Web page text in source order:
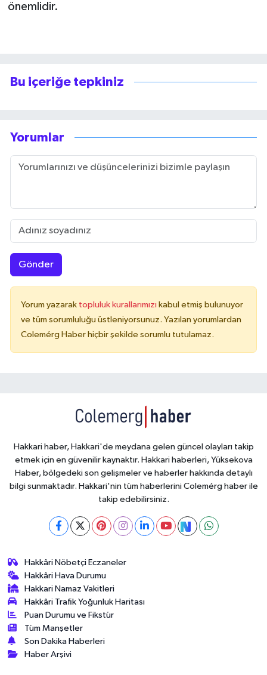
önemlidir.
Bu içeriğe tepkiniz
Yorumlar
Gönder
Yorum yazarak topluluk kurallarımızı kabul etmiş bulunuyor
ve tüm sorumluluğu üstleniyorsunuz. Yazılan yorumlardan
Colemérg Haber hiçbir şekilde sorumlu tutulamaz.
Hakkari haber, Hakkari'de meydana gelen güncel olayları takip
etmek için en güvenilir kaynaktır. Hakkari haberleri, Yüksekova
Haber, bölgedeki son gelişmeler ve haberler hakkında detaylı
bilgi sunmaktadır. Hakkari'nin tüm haberlerini Colemérg haber ile
takip edebilirsiniz.
Hakkâri Nöbetçi Eczaneler
Hakkâri Hava Durumu
Hakkari Namaz Vakitleri
Hakkâri Trafik Yoğunluk Haritası
Puan Durumu ve Fikstür
Tüm Manşetler
Son Dakika Haberleri
Haber Arşivi